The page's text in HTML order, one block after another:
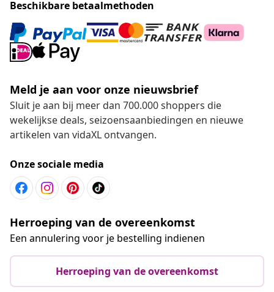
Beschikbare betaalmethoden
Meld je aan voor onze nieuwsbrief
Sluit je aan bij meer dan 700.000 shoppers die
wekelijkse deals, seizoensaanbiedingen en nieuwe
artikelen van vidaXL ontvangen.
Onze sociale media
Herroeping van de overeenkomst
Een annulering voor je bestelling indienen
Herroeping van de overeenkomst